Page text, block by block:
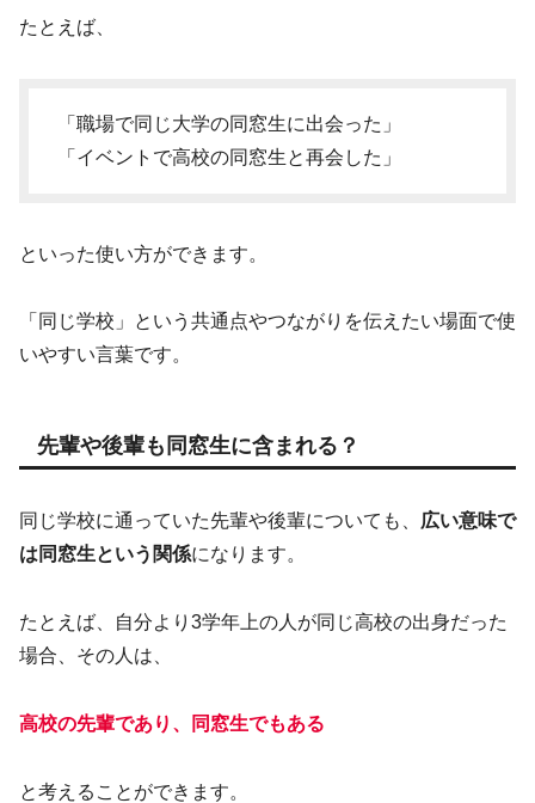
たとえば、
「職場で同じ大学の同窓生に出会った」
「イベントで高校の同窓生と再会した」
といった使い方ができます。
「同じ学校」という共通点やつながりを伝えたい場面で使
いやすい言葉です。
先輩や後輩も同窓生に含まれる？
同じ学校に通っていた先輩や後輩についても、 広い意味で
は同窓生という関係になります。
たとえば、自分より3学年上の人が同じ高校の出身だった
場合、その人は、
高校の先輩であり、同窓生でもある
と考えることができます。